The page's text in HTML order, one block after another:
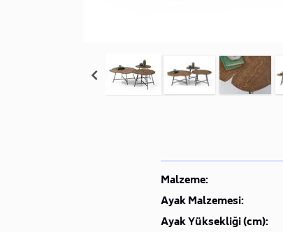
Malzeme:
Ayak Malzemesi:
Ayak Yüksekliği (cm):